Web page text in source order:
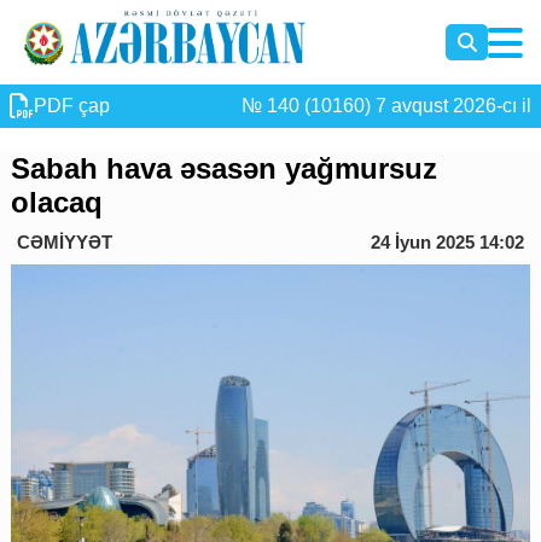
PDF çap № 140 (10160) 7 avqust 2026-cı il
Sabah hava əsasən yağmursuz
olacaq
CƏMİYYƏT 24 İyun 2025 14:02